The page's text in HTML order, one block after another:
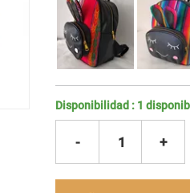
Disponibilidad : 1
- 1 +